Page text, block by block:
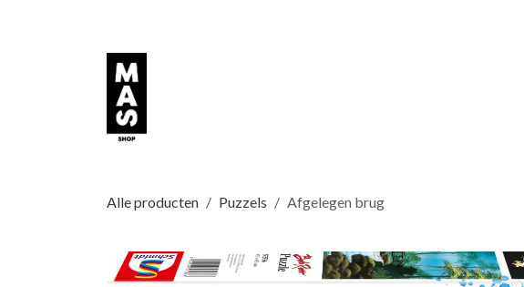
Alle producten Puzzels Afgelegen brug